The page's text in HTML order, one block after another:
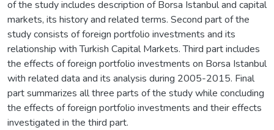
of the study includes description of Borsa Istanbul and capital
markets, its history and related terms. Second part of the
study consists of foreign portfolio investments and its
relationship with Turkish Capital Markets. Third part includes
the effects of foreign portfolio investments on Borsa Istanbul
with related data and its analysis during 2005-2015. Final
part summarizes all three parts of the study while concluding
the effects of foreign portfolio investments and their effects
investigated in the third part.